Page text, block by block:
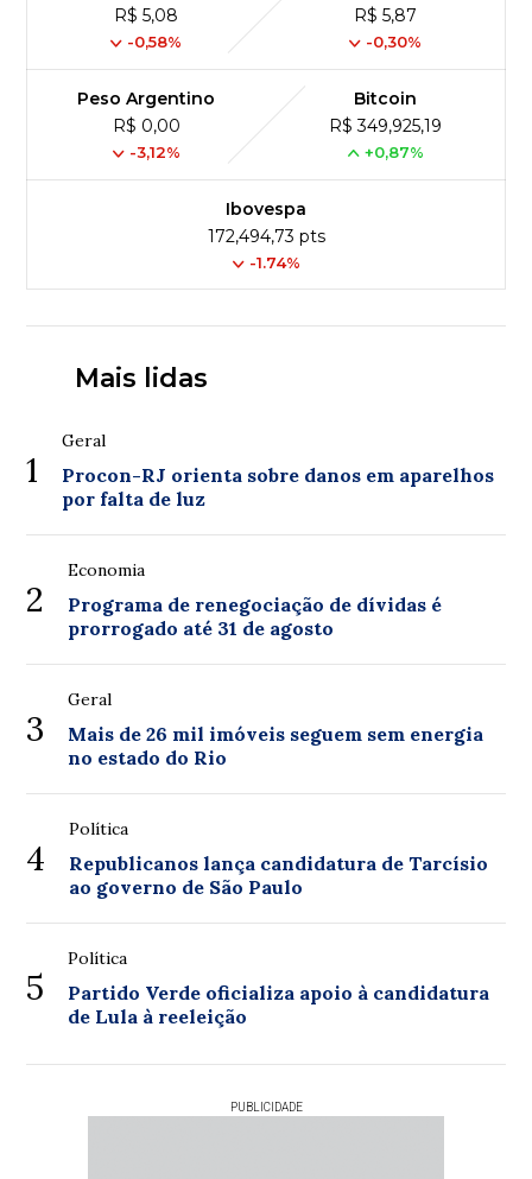
R$ 5,08
-0,58%
R$ 5,87
-0,30%
Peso Argentino
R$ 0,00
-3,12%
Bitcoin
R$ 349,925,19
+0,87%
Ibovespa
172,494,73 pts
-1.74%
Mais lidas
1
Geral
Procon-RJ orienta sobre danos em aparelhos
por falta de luz
2
Economia
Programa de renegociação de dívidas é
prorrogado até 31 de agosto
3
Geral
Mais de 26 mil imóveis seguem sem energia
no estado do Rio
4
Política
Republicanos lança candidatura de Tarcísio
ao governo de São Paulo
5
Política
Partido Verde oficializa apoio à candidatura
de Lula à reeleição
PUBLICIDADE